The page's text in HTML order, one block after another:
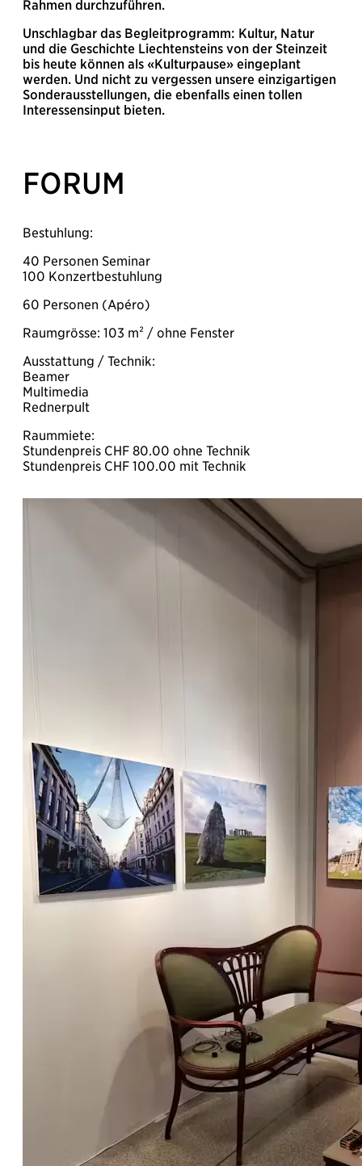
Rahmen durchzuführen.
Unschlagbar das Begleitprogramm: Kultur, Natur
und die Geschichte Liechtensteins von der Steinzeit
bis heute können als «Kulturpause» eingeplant
werden. Und nicht zu vergessen unsere einzigartigen
Sonderausstellungen, die ebenfalls einen tollen
Interessensinput bieten.
FORUM
Bestuhlung:
40 Personen Seminar
100 Konzertbestuhlung
60 Personen (Apéro)
Raumgrösse: 103 m² / ohne Fenster
Ausstattung / Technik:
Beamer
Multimedia
Rednerpult
Raummiete:
Stundenpreis CHF 80.00 ohne Technik
Stundenpreis CHF 100.00 mit Technik